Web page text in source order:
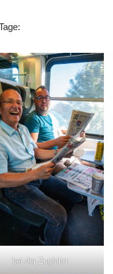
bei der Zugfahrt